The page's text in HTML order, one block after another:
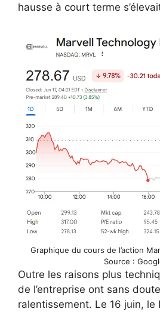
hausse à court terme
Graphique du cours de l’action
Source :
Outre les raisons plus
de l’entreprise ont sans
ralentissement. Le 16 juin, le